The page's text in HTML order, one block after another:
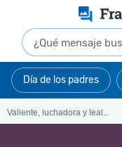
Día de los padres
Valiente, luchadora y leal...